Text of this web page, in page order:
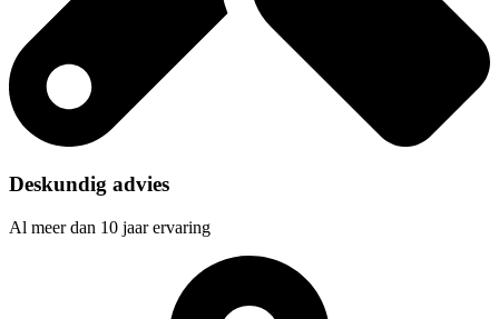
Deskundig advies
Al meer dan 10 jaar ervaring